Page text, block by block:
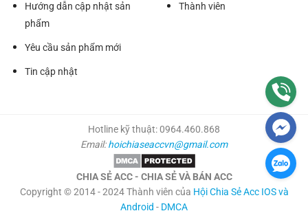
Hướng dẫn cập nhật sản
phẩm
Yêu cầu sản phẩm mới
Tin cập nhật
Thành viên
Hotline kỹ thuật: 0964.460.868
Email:hoichiaseaccvn@gmail.com
CHIA SẺ ACC - CHIA SẺ VÀ BÁN ACC
Copyright © 2014 - 2024 Thành viên của Hội Chia Sẻ Acc IOS và
Android - DMCA